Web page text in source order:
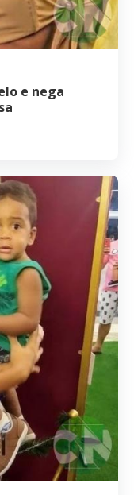
e nega